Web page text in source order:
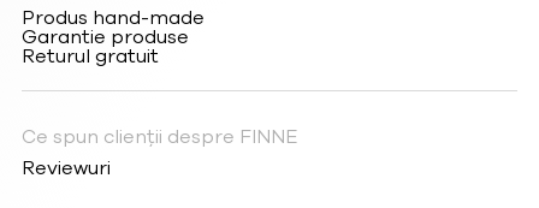
Produs hand-made
Garantie produse
Returul gratuit
Ce spun clienții despre FINNE
Reviewuri